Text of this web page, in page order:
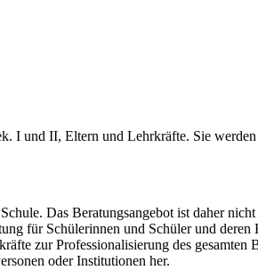
I und II, Eltern und Lehrkräfte. Sie
Das Beratungsangebot ist daher
für Schülerinnen und Schüler und
zur Professionalisierung des gesamten
oder Institutionen her.